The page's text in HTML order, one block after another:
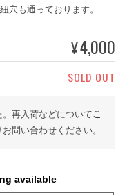
穴も通っております。
¥4,000
SOLD OUT
再入荷などについてこ
お問い合わせください。
available